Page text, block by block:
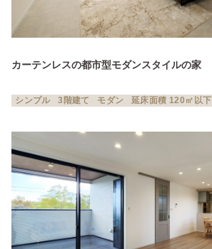
カーテンレスの都市型モダンスタイルの家
シンプル 3階建て モダン 延床面積 120㎡以下